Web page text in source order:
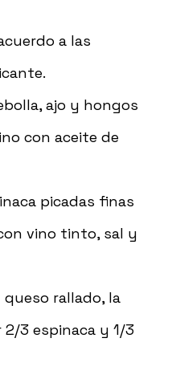
a las
ajo y hongos
con aceite de
picadas finas
vino tinto, sal y
queso rallado, la
3 espinaca y 1/3